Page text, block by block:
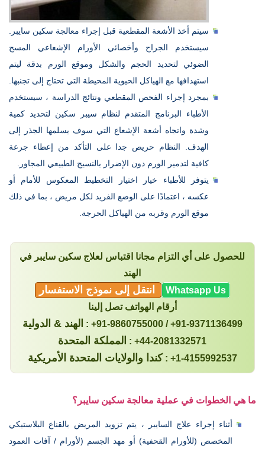
سيتم أخذ الأشعة المقطعية قبل إجراء معالجة سكين سايبر.
سيستخدم الجراح وأخصائي الأورام الإشعاعي المسح
الضوئي لتحديد الحجم والشكل وموقع الورم بدقة ليتم
استهدافها مع الهياكل الحيوية المحيطة التي تحتاج إلى تجنبها.
بمجرد إجراء الفحص المقطعي ونتائج الدراسة ، سيستخدم
الأطباء البرنامج المتقدم لنظام سيبر سكين لتحديد كمية
وشدة واتجاه أشعة الإشعاع التي سوف يسلمها الجذر إلى
الهدف. النظام حريص جدا على التأكد من إعطاء جرعة
كافية لتدمير الورم دون الإضرار بالنسيج الطبيعي المجاور.
يتوفر للأطباء خيار اختيار التخطيط المعكوس للأمام أو
عكسه ، اعتمادًا على الوضع الفريد لكل مريض ، بما في ذلك
موقع الورم وقربه من الهياكل الحرجة.
للحصول على أي التزام مجانا اقتباس لعلاج سكين سايبر في
الهند
انتقل إلى نموذج الاستفسار
Whatsapp Us
أرقام الهواتف تصل إلينا
الهند & الدولية : +91-9860755000 / +91-9371136499
المملكة المتحدة : +44-2081332571
كندا والولايات المتحدة الأمريكية: +1-4155992537
ما هي الخطوات في عملية معالجة سكين سايبر؟
أثناء إجراء علاج السايبر ، يتم تزويد المريض بالقناع البلاستيكي
المخصص (للأورام القحفية) أو مهد الجسم (لأورام / آفات العمود